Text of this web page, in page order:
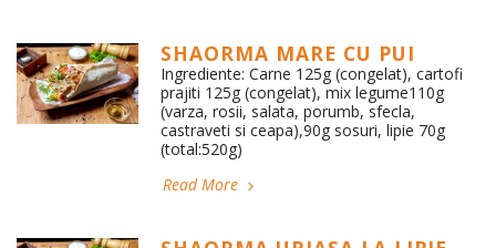
SHAORMA MARE CU PUI
Ingrediente: Carne 125g (congelat), cartofi
prajiti 125g (congelat), mix legume110g
(varza, rosii, salata, porumb, sfecla,
castraveti si ceapa),90g sosuri, lipie 70g
(total:520g)
Read More